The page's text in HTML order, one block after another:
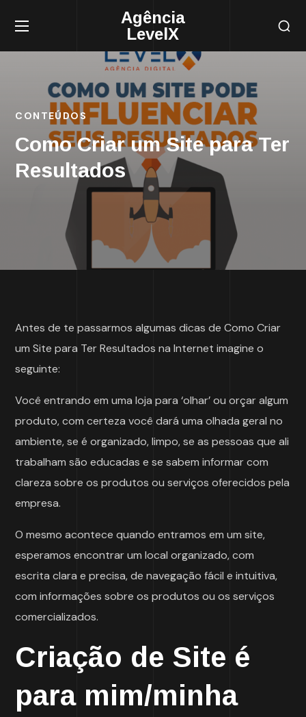
Agência
LevelX
CONTEÚDOS
Como Criar um Site para Ter
Resultados
Antes de te passarmos algumas dicas de Como Criar
um Site para Ter Resultados na Internet imagine o
seguinte:
Você entrando em uma loja para ‘olhar’ ou orçar algum
produto, com certeza você dará uma olhada geral no
ambiente, se é organizado, limpo, se as pessoas que ali
trabalham são educadas e se sabem informar com
clareza sobre os produtos ou serviços oferecidos pela
empresa.
O mesmo acontece quando entramos em um site,
esperamos encontrar um local organizado, com
escrita clara e precisa, de navegação fácil e intuitiva,
com informações sobre os produtos ou os serviços
comercializados.
Criação de Site é
para mim/minha